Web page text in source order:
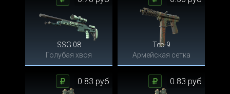
SSG 08
Голубая хвоя
Tec-9
Армейская сетка
0.83 руб 0.83 руб